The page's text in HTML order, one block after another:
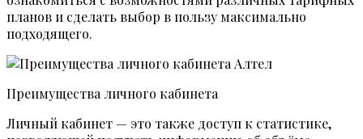
планов и сделать выбор в пользу максимально
подходящего.
Преимущества личного кабинета
Личный кабинет — это также доступ к статистике,